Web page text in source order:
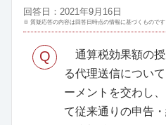
回答日：2021年9月16日
※ 質疑応答の内容は回答日時点の情報に基づくものです
Q
通算税効果額の授
る代理送信につい
ーメントを交わし
て従来通りの申告